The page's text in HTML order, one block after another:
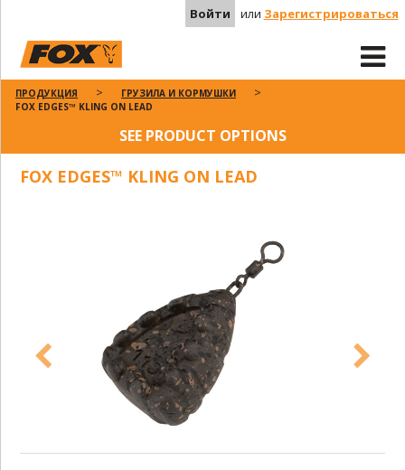
Войти или Зарегистрироваться
ПРОДУКЦИЯ
ГРУЗИЛА И КОРМУШКИ
FOX EDGES™ KLING ON LEAD
SEE PRODUCT OPTIONS
FOX EDGES™ KLING ON LEAD